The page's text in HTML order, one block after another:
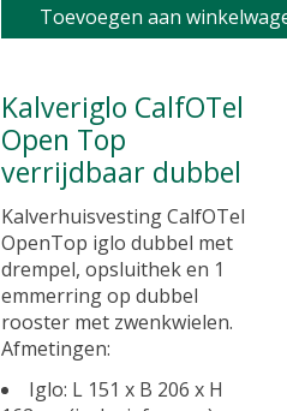
Toevoegen aan
Kalveriglo CalfOTel
Open Top
verrijdbaar dubbel
Kalverhuisvesting CalfOTel
OpenTop iglo dubbel met
drempel, opsluithek en 1
emmerring op dubbel
rooster met zwenkwielen.
Afmetingen:
Iglo: L 151 x B 206 x H